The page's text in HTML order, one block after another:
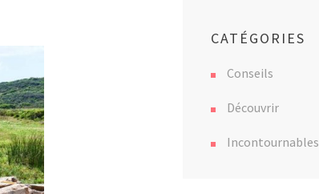
CATÉGORIES
Conseils
Découvrir
Incontournables